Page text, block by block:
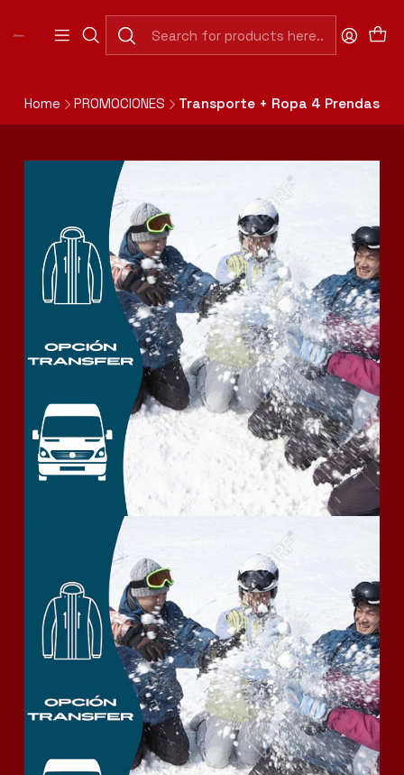
Abierto Domingo a Jueves de 7:30 a 20:00 hrs
(Cerrado 13:00 a 15:30hrs).
Abierto Viernes y Sábado de 7:30 a 20:00 hrs. Horario
Home PROMOCIONES Transporte + Ropa 4 Prendas